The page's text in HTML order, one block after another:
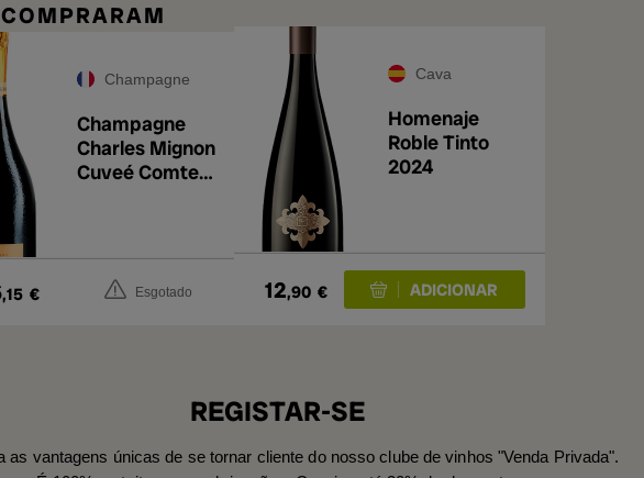
Champagne
Champagne
Charles Mignon
Cuveé Comte
,15 € Esgotado
Cava
Homenaje
Roble Tinto
2024
12,90 €
REGISTAR-SE
as vantagens únicas de se tornar cliente do nosso clube de vinhos "Venda Privada".